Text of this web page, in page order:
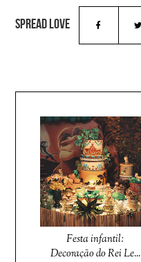
Festa infantil:
Decoração do Rei Le...